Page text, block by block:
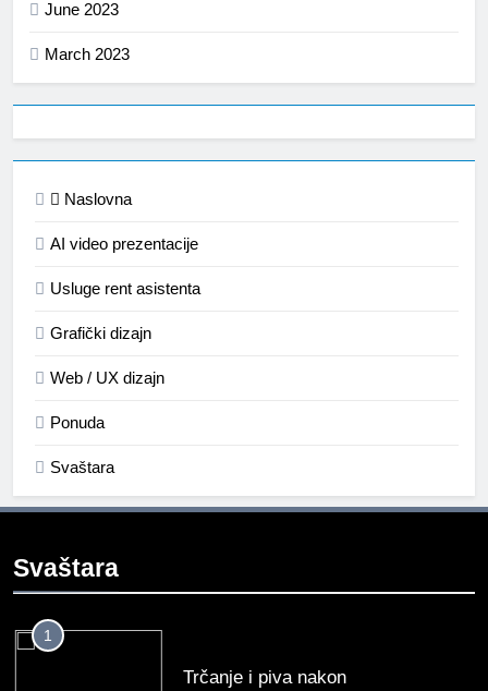
June 2023
March 2023
Naslovna
AI video prezentacije
Usluge rent asistenta
Grafički dizajn
Web / UX dizajn
Ponuda
Svaštara
Svaštara
1
Trčanje i piva nakon